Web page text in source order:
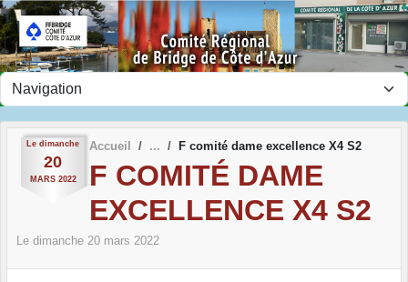
Le dimanche
20
MARS 2022
Accueil F comité dame excellence X4 S2
F COMITÉ DAME
EXCELLENCE X4 S2
Le dimanche 20 mars 2022
Panneau de gestion des cookies